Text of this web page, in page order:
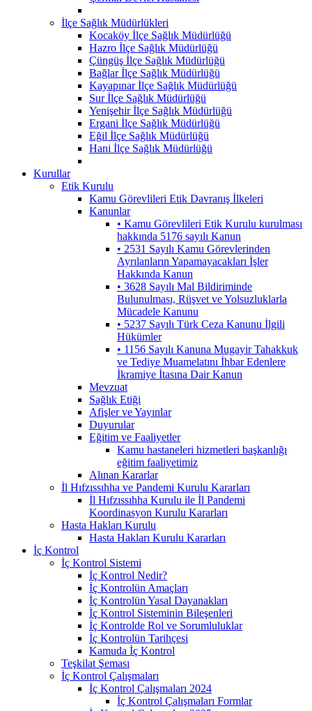
İlçe Sağlık Müdürlükleri
Kocaköy İlçe Sağlık Müdürlüğü
Hazro İlçe Sağlık Müdürlüğü
Çüngüş İlçe Sağlık Müdürlüğü
Bağlar İlçe Sağlık Müdürlüğü
Kayapınar İlçe Sağlık Müdürlüğü
Sur İlçe Sağlık Müdürlüğü
Yenişehir İlçe Sağlık Müdürlüğü
Ergani İlçe Sağlık Müdürlüğü
Eğil İlçe Sağlık Müdürlüğü
Hani İlçe Sağlık Müdürlüğü
Kurullar
Etik Kurulu
Kamu Görevlileri Etik Davranış İlkeleri
Kanunlar
• Kamu Görevlileri Etik Kurulu kurulması
hakkında 5176 sayılı Kanun
• 2531 Sayılı Kamu Görevlerinden
Ayrılanların Yapamayacakları İşler
Hakkında Kanun
• 3628 Sayılı Mal Bildiriminde
Bulunulması, Rüşvet ve Yolsuzluklarla
Mücadele Kanunu
• 5237 Sayılı Türk Ceza Kanunu İlgili
Hükümler
• 1156 Sayılı Kanuna Mugayir Tahakkuk
ve Tediye Muamelatını İhbar Edenlere
İkramiye İtasına Dair Kanun
Mevzuat
Sağlık Etiği
Afişler ve Yayınlar
Duyurular
Eğitim ve Faaliyetler
Kamu hastaneleri hizmetleri başkanlığı
eğitim faaliyetimiz
Alınan Kararlar
İl Hıfzıssıhha ve Pandemi Kurulu Kararları
İl Hıfzıssıhha Kurulu ile İl Pandemi
Koordinasyon Kurulu Kararları
Hasta Hakları Kurulu
Hasta Hakları Kurulu Kararları
İç Kontrol
İç Kontrol Sistemi
İç Kontrol Nedir?
İç Kontrolün Amaçları
İç Kontrolün Yasal Dayanakları
İç Kontrol Sisteminin Bileşenleri
İç Kontrolde Rol ve Sorumluluklar
İç Kontrolün Tarihçesi
Kamuda İç Kontrol
Teşkilat Şeması
İç Kontrol Çalışmaları
İç Kontrol Çalışmaları 2024
İç Kontrol Çalışmaları Formlar